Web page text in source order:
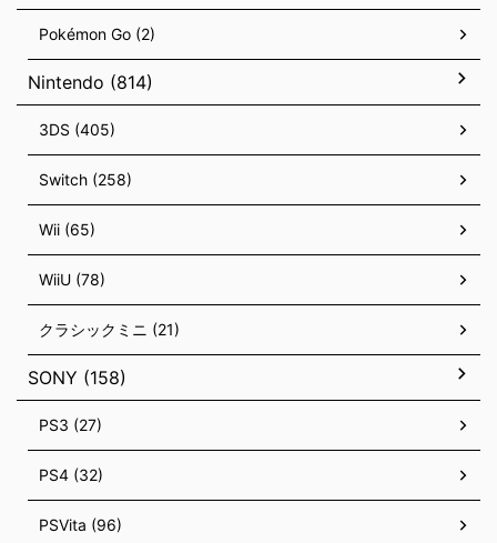
Pokémon Go (2)
Nintendo (814)
3DS (405)
Switch (258)
Wii (65)
WiiU (78)
クラシックミニ (21)
SONY (158)
PS3 (27)
PS4 (32)
PSVita (96)